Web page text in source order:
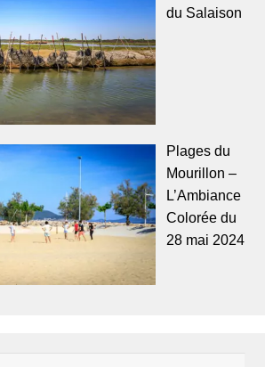
du Salaison
Plages du
Mourillon –
L’Ambiance
Colorée du
28 mai 2024